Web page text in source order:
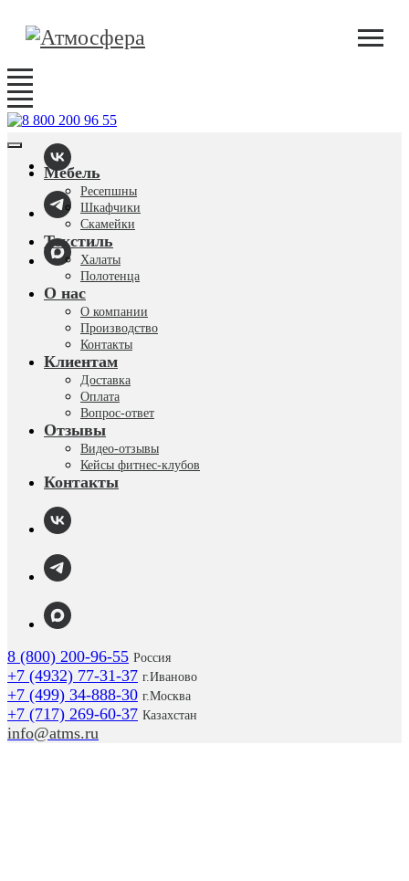
Мебель
Ресепшны
Шкафчики
Скамейки
Текстиль
Халаты
Полотенца
О нас
О компании
Производство
Контакты
Клиентам
Доставка
Оплата
Вопрос-ответ
Отзывы
Видео-отзывы
Кейсы фитнес-клубов
Контакты
8 (800) 200-96-55 Россия
+7 (4932) 77-31-37 г.Иваново
+7 (499) 34-888-30 г.Москва
+7 (717) 269-60-37 Казахстан
info@atms.ru